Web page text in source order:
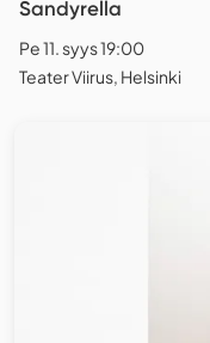
Sandyrella
Pe 11. syys 19:00
Teater Viirus, Helsinki